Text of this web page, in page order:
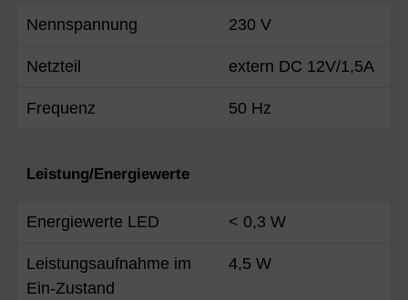
Nennspannung 230 V
Netzteil extern DC 12V/1,5A
Frequenz 50 Hz
Leistung/Energiewerte
Energiewerte LED < 0,3 W
Leistungsaufnahme im
Ein-Zustand
4,5 W